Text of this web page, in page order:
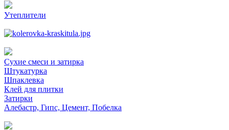
Утеплители
Сухие смеси и затирка
Штукатурка
Шпаклевка
Клей для плитки
Затирки
Алебастр, Гипс, Цемент, Побелка